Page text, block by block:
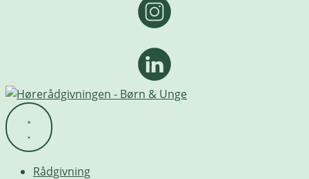
Rådgivning